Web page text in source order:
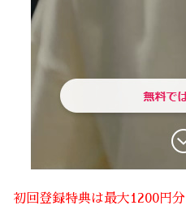
初回登録特典は最大1200円